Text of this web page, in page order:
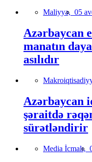
Maliyyə, 05
Azərbaycan
manatın
asılıdır
Azərbaycan
şəraitdə
sürətləndirir
Media İcmalı,